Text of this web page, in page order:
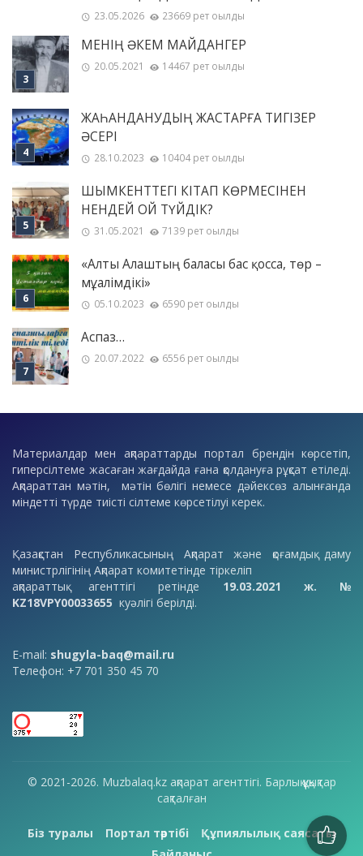
23.05.2026 23669 рет оқылды
МЕНІҢ ƏКЕМ МАЙДАНГЕР
20.05.2021 14467 рет оқылды
ЖАҺАНДАНУДЫҢ ЖАСТАРҒА ТИГІЗЕР
ӘСЕРІ
28.10.2023 10404 рет оқылды
ШЫМКЕНТТЕГІ КІТАП КӨРМЕСІНЕН
НЕНДЕЙ ОЙ ТҮЙДІК?
31.05.2021 7139 рет оқылды
«Алты Алаштың баласы бас қосса, төр –
мұғалімдікі»
05.10.2023 6590 рет оқылды
Аспаз…
20.07.2022 6556 рет оқылды
Материалдар мен ақпараттарды портал брендін көрсетіп,
гиперсілтеме жасаған жағдайда ғана қолдануға рұқсат етіледі.
Ақпараттан мәтін, мәтін бөлігі немесе дәйексөз алынғанда
міндетті түрде тиісті сілтеме көрсетілуі керек.
Қазақстан Республикасының Ақпарат және қоғамдық даму
министрлігінің Ақпарат комитетінде тіркеліп
ақпараттық агенттігі ретінде 19.03.2021 ж. №
KZ18VPY00033655 куәлігі берілді.
E-mail: shugyla-baq@mail.ru
Телефон: +7 701 350 45 70
© 2021-2026. Muzbalaq.kz ақпарат агенттігі. Барлық құқықтар
сақталған
Біз туралы Портал тәртібі
Құпиялылық саясаты